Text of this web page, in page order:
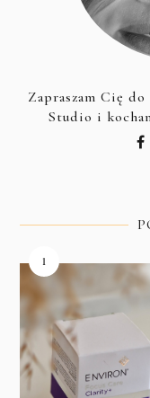
Zapraszam Cię
Studio i